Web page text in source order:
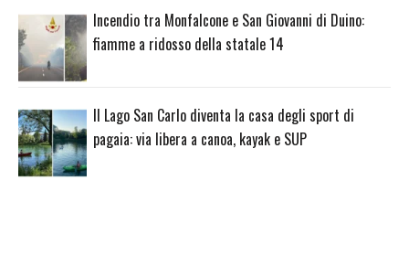
Incendio tra Monfalcone e San Giovanni di Duino:
fiamme a ridosso della statale 14
Il Lago San Carlo diventa la casa degli sport di
pagaia: via libera a canoa, kayak e SUP